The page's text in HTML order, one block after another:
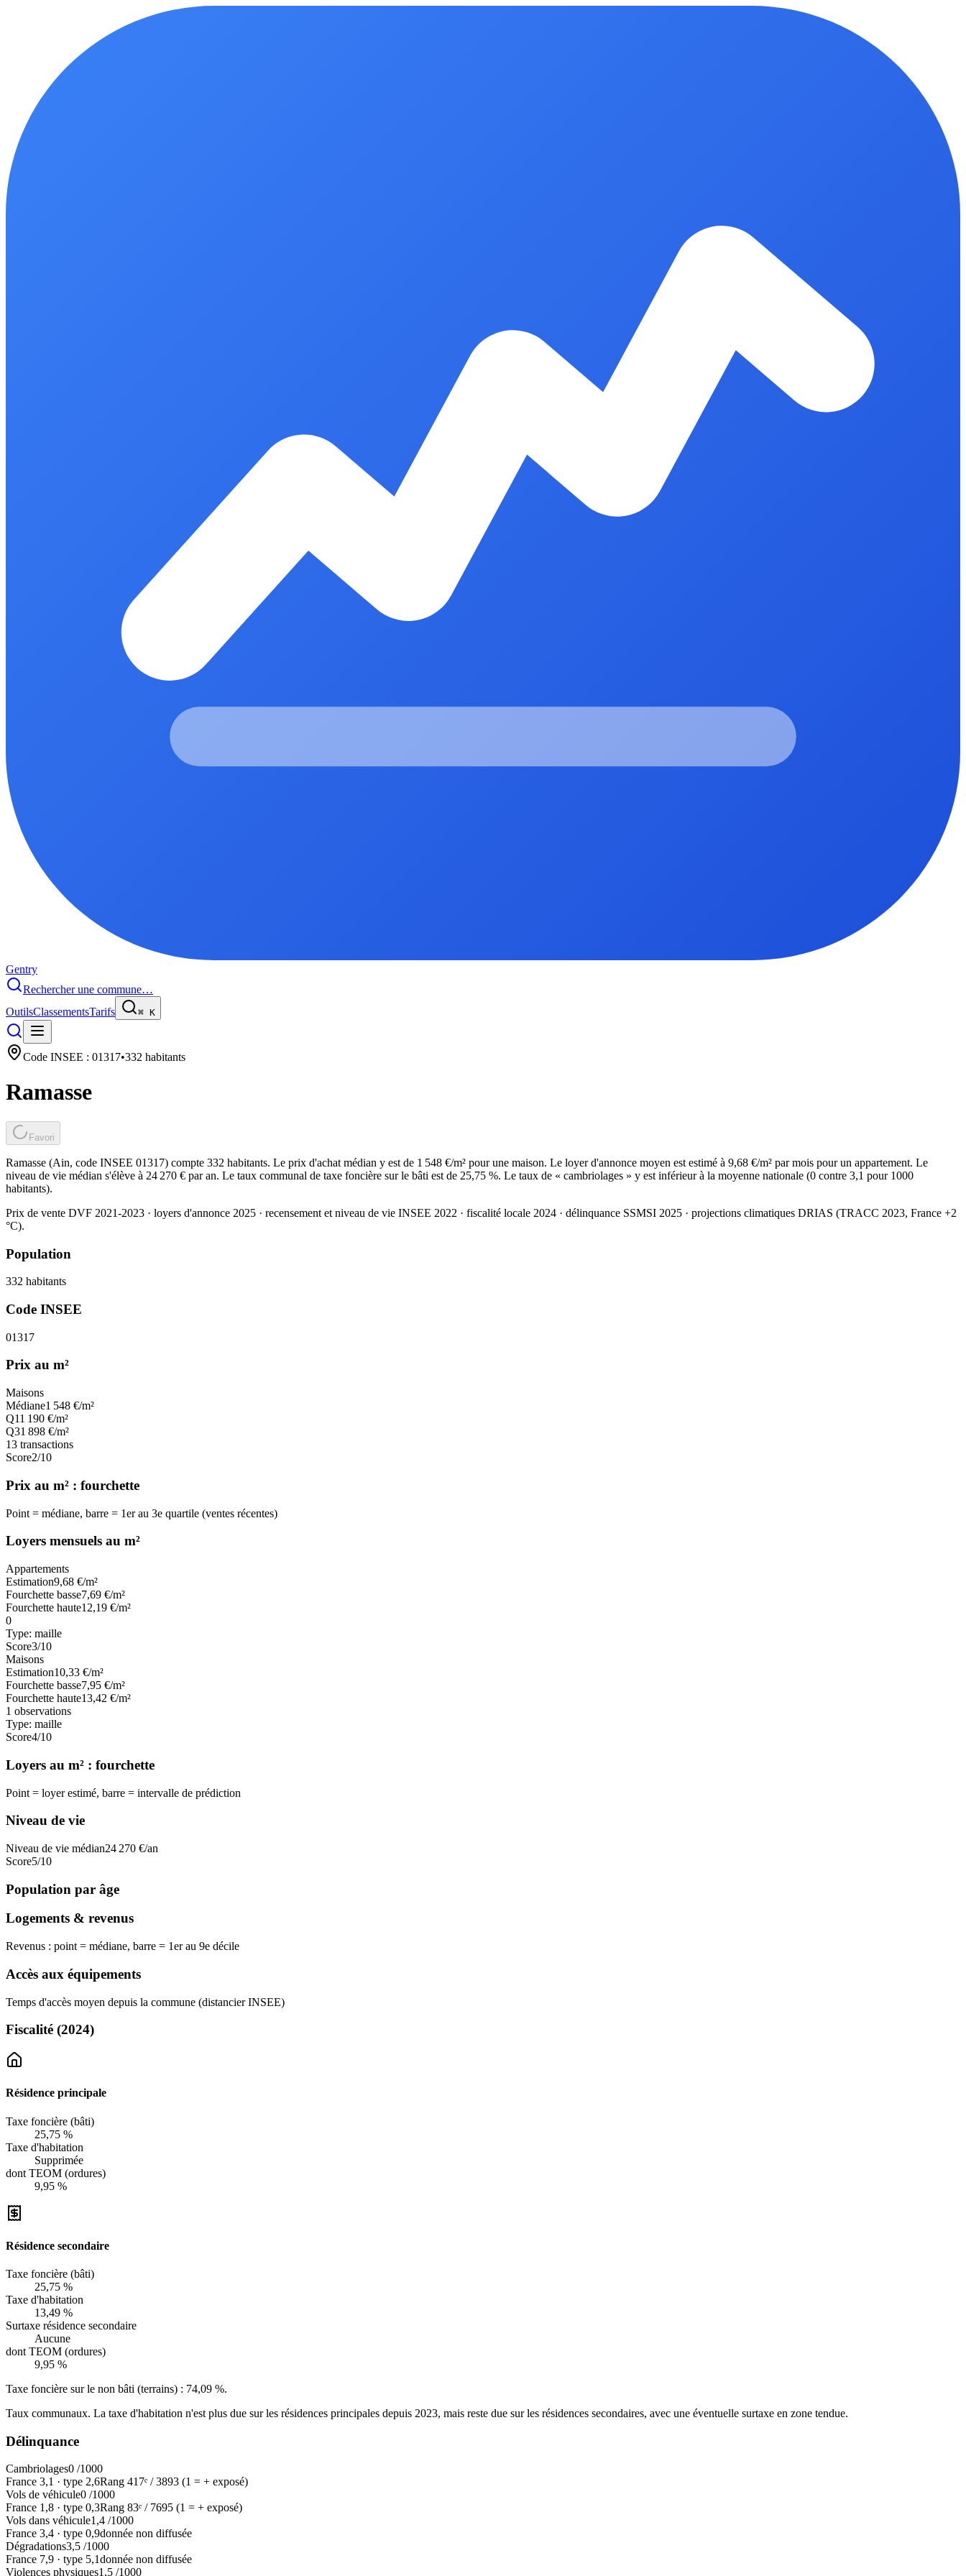
Gentry
Rechercher une commune…
OutilsClassementsTarifs ⌘ K
Code INSEE : 01317•332 habitants
Ramasse
Favori
Ramasse (Ain, code INSEE 01317) compte 332 habitants. Le prix d'achat médian y est de 1 548 €/m² pour une maison. Le loyer d'annonce moyen est estimé à 9,68 €/m² par mois pour un appartement. Le
niveau de vie médian s'élève à 24 270 € par an. Le taux communal de taxe foncière sur le bâti est de 25,75 %. Le taux de « cambriolages » y est inférieur à la moyenne nationale (0 contre 3,1 pour 1000
habitants).
Prix de vente DVF 2021-2023 · loyers d'annonce 2025 · recensement et niveau de vie INSEE 2022 · fiscalité locale 2024 · délinquance SSMSI 2025 · projections climatiques DRIAS (TRACC 2023, France +2
°C).
Population
332 habitants
Code INSEE
01317
Prix au m²
Maisons
Médiane1 548 €/m²
Q11 190 €/m²
Q31 898 €/m²
13 transactions
Score2/10
Prix au m² : fourchette
Point = médiane, barre = 1er au 3e quartile (ventes récentes)
Loyers mensuels au m²
Appartements
Estimation9,68 €/m²
Fourchette basse7,69 €/m²
Fourchette haute12,19 €/m²
0
Type: maille
Score3/10
Maisons
Estimation10,33 €/m²
Fourchette basse7,95 €/m²
Fourchette haute13,42 €/m²
1 observations
Type: maille
Score4/10
Loyers au m² : fourchette
Point = loyer estimé, barre = intervalle de prédiction
Niveau de vie
Niveau de vie médian24 270 €/an
Score5/10
Population par âge
Logements & revenus
Revenus : point = médiane, barre = 1er au 9e décile
Accès aux équipements
Temps d'accès moyen depuis la commune (distancier INSEE)
Fiscalité (2024)
Résidence principale
Taxe foncière (bâti)
25,75 %
Taxe d'habitation
Supprimée
dont TEOM (ordures)
9,95 %
Résidence secondaire
Taxe foncière (bâti)
25,75 %
Taxe d'habitation
13,49 %
Surtaxe résidence secondaire
Aucune
dont TEOM (ordures)
9,95 %
Taxe foncière sur le non bâti (terrains) : 74,09 %.
Taux communaux. La taxe d'habitation n'est plus due sur les résidences principales depuis 2023, mais reste due sur les résidences secondaires, avec une éventuelle surtaxe en zone tendue.
Délinquance
Cambriolages0 /1000
France 3,1 · type 2,6Rang 417ᵉ /3893 (1 = + exposé)
Vols de véhicule0 /1000
France 1,8 · type 0,3Rang 83ᵉ / 7695 (1 = + exposé)
Vols dans véhicule1,4 /1000
France 3,4 · type 0,9donnée non diffusée
Dégradations3,5 /1000
France 7,9 · type 5,1donnée non diffusée
Violences physiques1,5 /1000